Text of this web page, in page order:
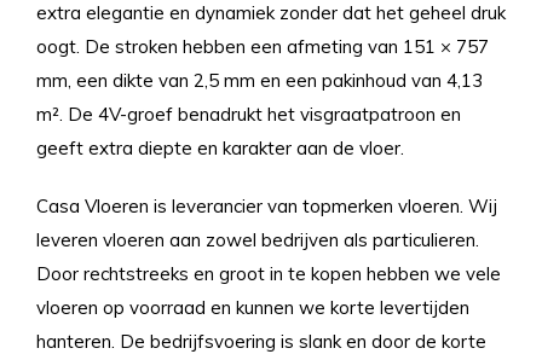
extra elegantie en dynamiek zonder dat het geheel druk
oogt. De stroken hebben een afmeting van 151 × 757
mm, een dikte van 2,5 mm en een pakinhoud van 4,13
m². De 4V-groef benadrukt het visgraatpatroon en
geeft extra diepte en karakter aan de vloer.
Casa Vloeren is leverancier van topmerken vloeren. Wij
leveren vloeren aan zowel bedrijven als particulieren.
Door rechtstreeks en groot in te kopen hebben we vele
vloeren op voorraad en kunnen we korte levertijden
hanteren. De bedrijfsvoering is slank en door de korte